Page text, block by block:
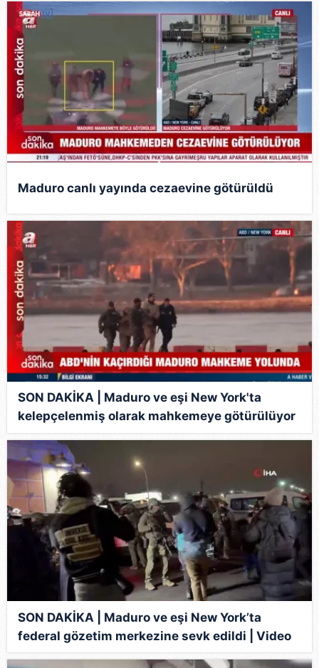
Maduro canlı yayında cezaevine götürüldü
SON DAKİKA | Maduro ve eşi New York'ta
kelepçelenmiş olarak mahkemeye götürülüyor
| Video
SON DAKİKA | Maduro ve eşi New York’ta
federal gözetim merkezine sevk edildi | Video